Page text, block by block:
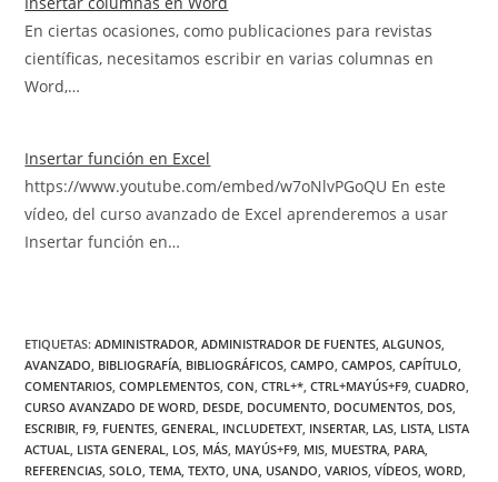
En ciertas ocasiones, como publicaciones para revistas
científicas, necesitamos escribir en varias columnas en
Word,…
Insertar función en Excel
https://www.youtube.com/embed/w7oNlvPGoQU En este
vídeo, del curso avanzado de Excel aprenderemos a usar
Insertar función en…
ETIQUETAS:ADMINISTRADOR, ADMINISTRADOR DE FUENTES, ALGUNOS,
AVANZADO, BIBLIOGRAFÍA, BIBLIOGRÁFICOS, CAMPO, CAMPOS, CAPÍTULO,
COMENTARIOS, COMPLEMENTOS, CON, CTRL+*, CTRL+MAYÚS+F9, CUADRO,
CURSO AVANZADO DE WORD, DESDE, DOCUMENTO, DOCUMENTOS, DOS,
ESCRIBIR, F9, FUENTES, GENERAL, INCLUDETEXT, INSERTAR, LAS, LISTA, LISTA
ACTUAL, LISTA GENERAL, LOS, MÁS, MAYÚS+F9, MIS, MUESTRA, PARA,
REFERENCIAS, SOLO, TEMA, TEXTO, UNA, USANDO, VARIOS, VÍDEOS, WORD,